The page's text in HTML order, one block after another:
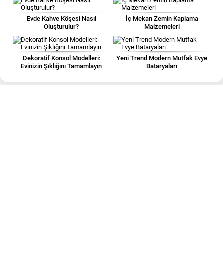
Evde Kahve Köşesi Nasıl
Oluşturulur?
İç Mekan Zemin Kaplama
Malzemeleri
Dekoratif Konsol Modelleri:
Evinizin Şıklığını Tamamlayın
Yeni Trend Modern Mutfak Evye
Bataryaları